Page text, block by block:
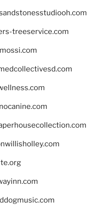
treeservice.com